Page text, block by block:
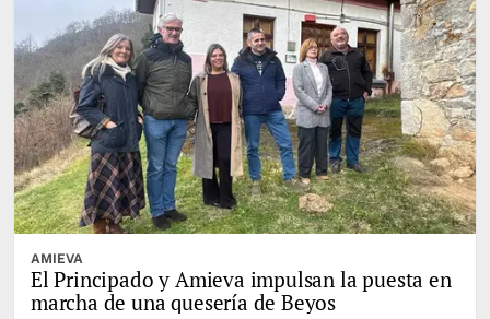
AMIEVA
El Principado y Amieva impulsan la puesta en
marcha de una quesería de Beyos